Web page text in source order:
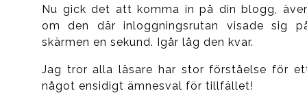
Nu gick det att komma in på din blogg,
om den där inloggningsrutan visade sig
skärmen en sekund. Igår låg den kvar.
Jag tror alla läsare har stor förståelse för
något ensidigt ämnesval för tillfället!